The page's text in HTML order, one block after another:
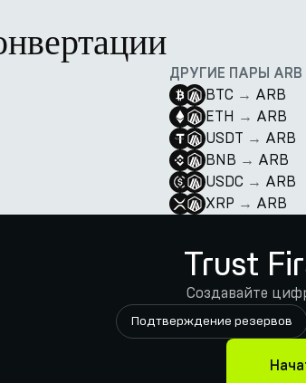
ДРУГИЕ ПАРЫ ARB
BTC → ARB
ETH → ARB
USDT → ARB
BNB → ARB
USDC → ARB
XRP → ARB
Trust
Создавайте
Подтверждение резервов